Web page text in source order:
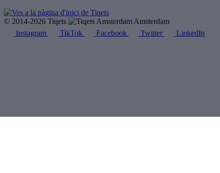
© 2014-2026 Tiqets
Amsterdam
Instagram
TikTok Facebook Twitter LinkedIn